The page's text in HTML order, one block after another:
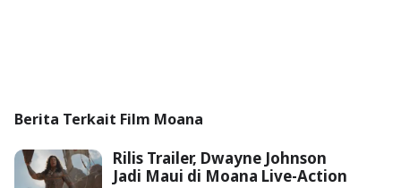
Berita Terkait Film Moana
Rilis Trailer, Dwayne Johnson
Jadi Maui di Moana Live-Action